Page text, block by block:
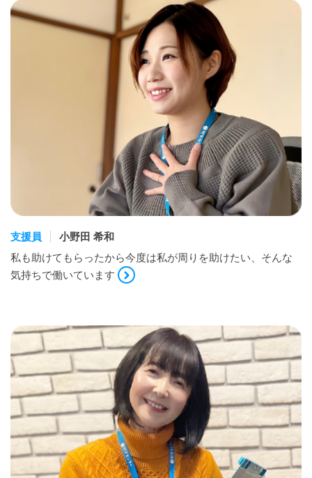
支援員
小野田 希和
私も助けてもらったから今度は私が周りを助けたい、そんな
気持ちで働いています